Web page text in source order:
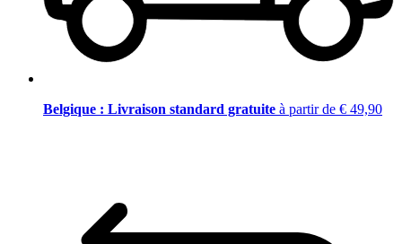
Belgique : Livraison standard gratuite à partir de € 49,90